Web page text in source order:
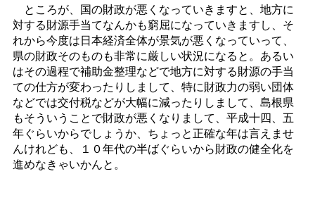
ところが、国の財政が悪くなっていきますと、地方に
対する財源手当てなんかも窮屈になっていきますし、そ
れから今度は日本経済全体が景気が悪くなっていって、
県の財政そのものも非常に厳しい状況になると。あるい
はその過程で補助金整理などで地方に対する財源の手当
ての仕方が変わったりしまして、特に財政力の弱い団体
などでは交付税などが大幅に減ったりしまして、島根県
もそういうことで財政が悪くなりまして、平成十四、五
年ぐらいからでしょうか、ちょっと正確な年は言えませ
んけれども、１０年代の半ばぐらいから財政の健全化を
進めなきゃいかんと。